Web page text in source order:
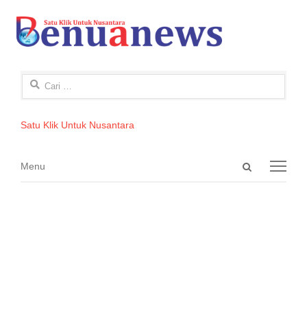
Cari
Satu Klik Untuk Nusantara
Open
Menu
Menu